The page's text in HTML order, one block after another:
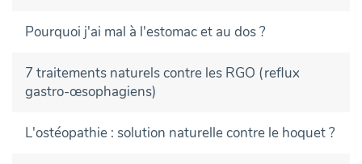
Pourquoi j'ai mal à l'estomac et au dos ?
7 traitements naturels contre les RGO (reflux
gastro-œsophagiens)
L'ostéopathie : solution naturelle contre le hoquet ?